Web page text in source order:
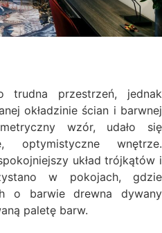
trudna przestrzeń, jednak
okładzinie ścian i barwnej
wzór, udało się
optymistyczne wnętrze.
układ trójkątów i
w pokojach, gdzie
o barwie drewna dywany
paletę barw.